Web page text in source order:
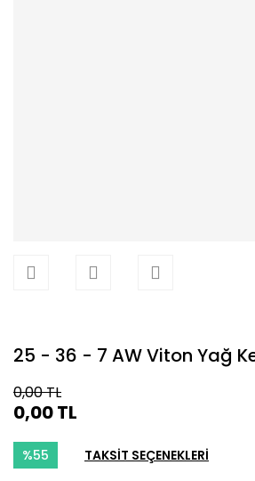
25 - 36 - 7 AW Viton Yağ
0,00 TL
0,00 TL
%55 TAKSİT SEÇENEKLERİ